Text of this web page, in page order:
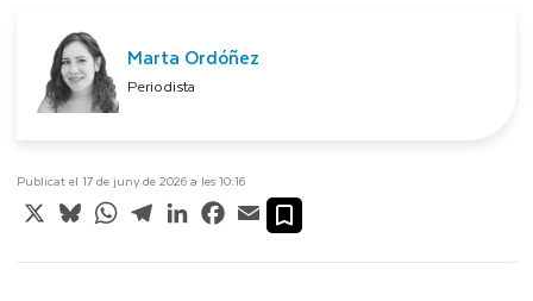
Marta Ordóñez
Periodista
Publicat el 17 de juny de 2026 a les 10:16
X BlueskyWhatsApp
TelegramLinkedInFacebook
Email